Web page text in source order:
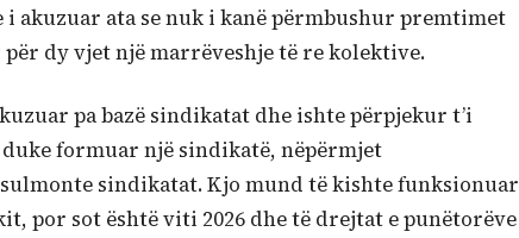
ata se nuk i kanë përmbushur premtimet
dy vjet një marrëveshje të re kolektive.
pa bazë sindikatat dhe ishte përpjekur t’i
formuar një sindikatë, nëpërmjet
sindikatat. Kjo mund të kishte funksionuar
por sot është viti 2026 dhe të drejtat e punëtorëve